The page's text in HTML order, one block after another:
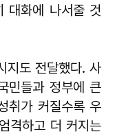
대화에 나서줄 것
지도 전달했다. 사
민들과 정부에 큰
취가 커질수록 우
격하고 더 커지는